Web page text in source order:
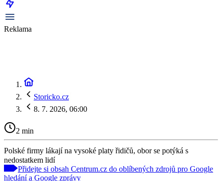
Reklama
Storicko.cz
8. 7. 2026, 06:00
2 min
Polské firmy lákají na vysoké platy řidičů, obor se potýká s
nedostatkem lidí
Přidejte si obsah Centrum.cz do oblíbených zdrojů pro Google
hledání a Google zprávy